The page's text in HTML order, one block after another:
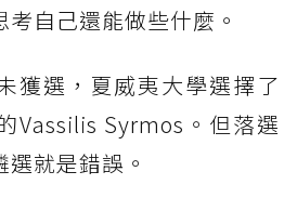
自己還能做些什麼。
獲選，夏威夷大學選擇了
Vassilis Syrmos。但落選
就是錯誤。